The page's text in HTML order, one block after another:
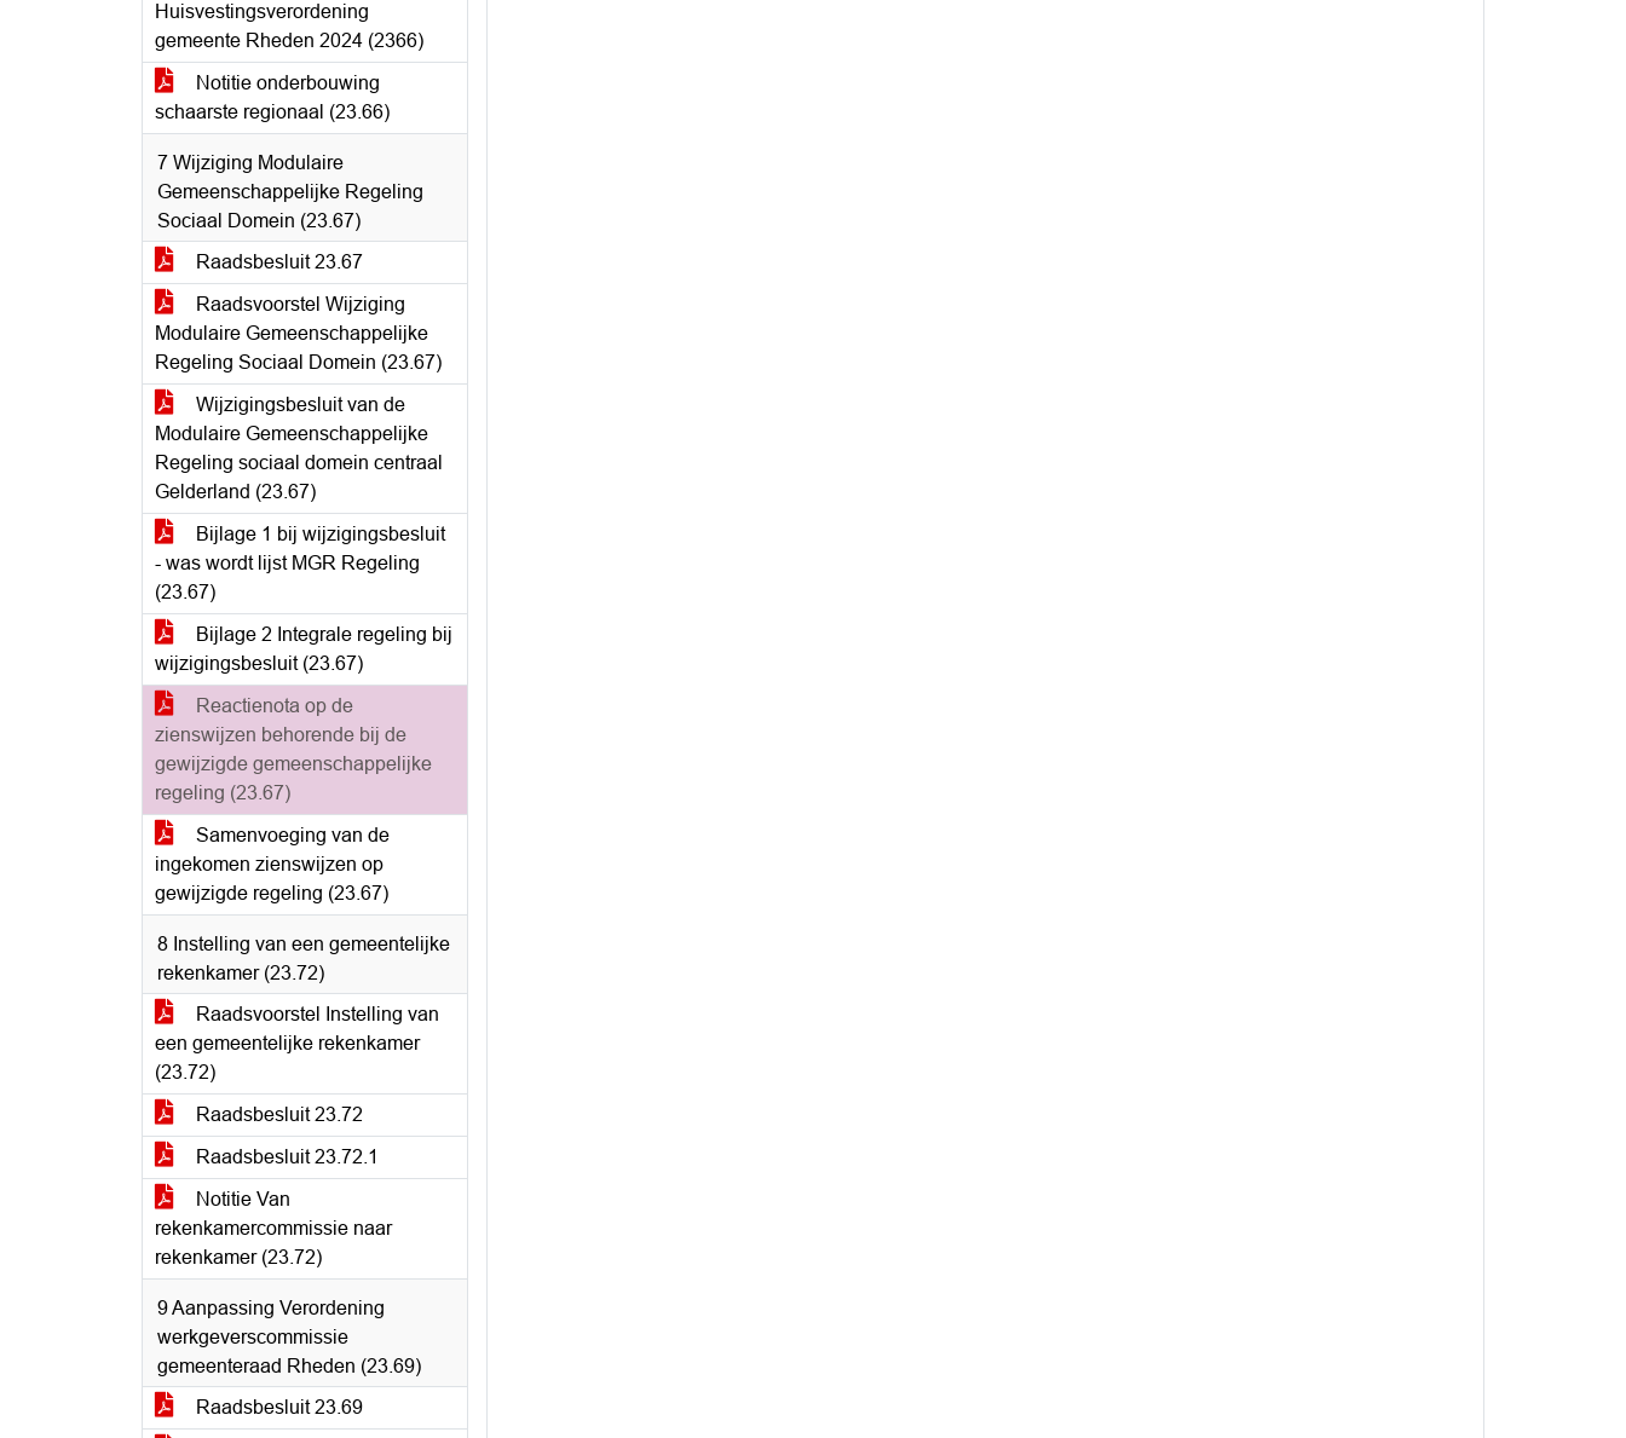
Huisvestingsverordening
gemeente Rheden 2024 (2366)
Notitie onderbouwing
schaarste regionaal (23.66)
7 Wijziging Modulaire
Gemeenschappelijke Regeling
Sociaal Domein (23.67)
Raadsbesluit 23.67
Raadsvoorstel Wijziging
Modulaire Gemeenschappelijke
Regeling Sociaal Domein (23.67)
Wijzigingsbesluit van de
Modulaire Gemeenschappelijke
Regeling sociaal domein centraal
Gelderland (23.67)
Bijlage 1 bij wijzigingsbesluit
- was wordt lijst MGR Regeling
(23.67)
Bijlage 2 Integrale regeling bij
wijzigingsbesluit (23.67)
Reactienota op de
zienswijzen behorende bij de
gewijzigde gemeenschappelijke
regeling (23.67)
Samenvoeging van de
ingekomen zienswijzen op
gewijzigde regeling (23.67)
8 Instelling van een gemeentelijke
rekenkamer (23.72)
Raadsvoorstel Instelling van
een gemeentelijke rekenkamer
(23.72)
Raadsbesluit 23.72
Raadsbesluit 23.72.1
Notitie Van
rekenkamercommissie naar
rekenkamer (23.72)
9 Aanpassing Verordening
werkgeverscommissie
gemeenteraad Rheden (23.69)
Raadsbesluit 23.69